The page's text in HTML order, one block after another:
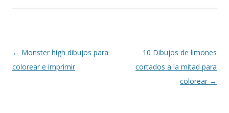
Navegación
de
← Monster high dibujos para
colorear e imprimir
10 Dibujos de limones
cortados a la mitad para
colorear →